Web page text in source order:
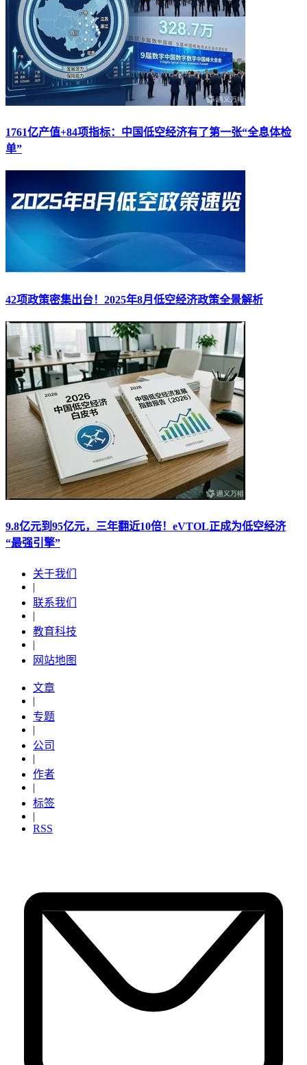
1761亿产值+84项指标：中国低空经济有了第一张“全息体检
单”
42项政策密集出台！2025年8月低空经济政策全景解析
9.8亿元到95亿元，三年翻近10倍！eVTOL正成为低空经济
“最强引擎”
关于我们
|
联系我们
|
教育科技
|
网站地图
文章
|
专题
|
公司
|
作者
|
标签
|
RSS